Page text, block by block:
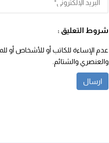
شروط التعليق :
عدم الإساءة للكاتب أو للأشخاص أو
والعنصري والشتائم.